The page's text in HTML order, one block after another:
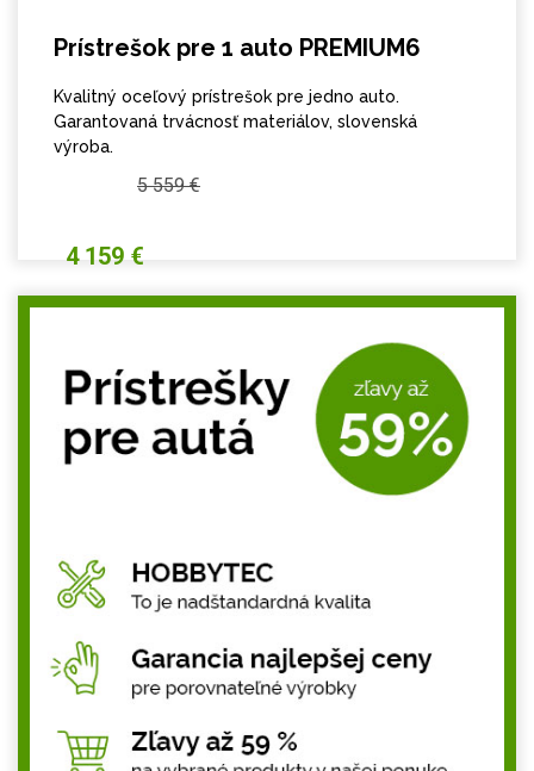
Prístrešok pre 1 auto PREMIUM6
Kvalitný oceľový prístrešok pre jedno auto.
Garantovaná trvácnosť materiálov, slovenská
výroba.
4 159 €
5 559 €